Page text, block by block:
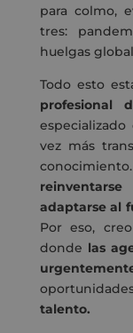
para colmo,
tres:
huelgas
Todo esto
profesional
vez más
adaptarse al
Por eso,
donde las
talento.